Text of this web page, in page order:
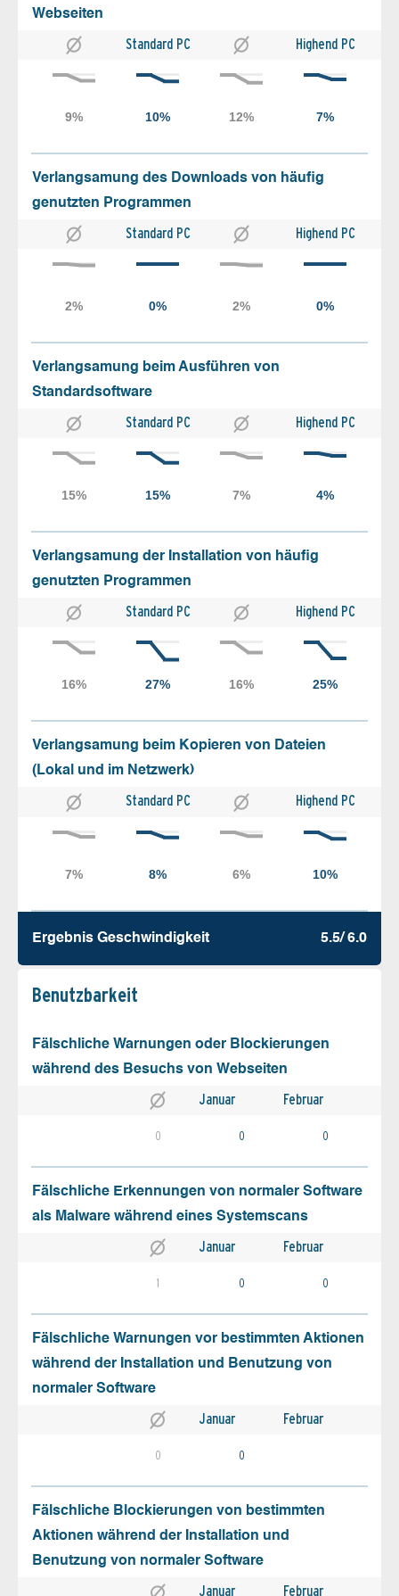
Webseiten
Standard PC Highend PC
Verlangsamung des Downloads von häufig
genutzten Programmen
Standard PC Highend PC
Verlangsamung beim Ausführen von
Standardsoftware
Standard PC Highend PC
Verlangsamung der Installation von häufig
genutzten Programmen
Standard PC Highend PC
Verlangsamung beim Kopieren von Dateien
(Lokal und im Netzwerk)
Standard PC Highend PC
Ergebnis Geschw­indigkeit 5.5/ 6.0
Benutz­barkeit
Fälschliche Warnungen oder Blockierungen
während des Besuchs von Webseiten
Januar Februar
0 0 0
Fälschliche Erkennungen von normaler Software
als Malware während eines Systemscans
Januar Februar
1 0 0
Fälschliche Warnungen vor bestimmten Aktionen
während der Installation und Benutzung von
normaler Software
Januar Februar
0 0
Fälschliche Blockierungen von bestimmten
Aktionen während der Installation und
Benutzung von normaler Software
Januar Februar